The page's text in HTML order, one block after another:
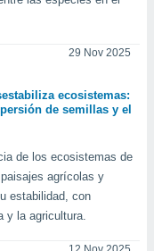
29 Nov 2025
ecosistemas:
de semillas y el
de los ecosistemas de
agrícolas y
estabilidad, con
y la agricultura.